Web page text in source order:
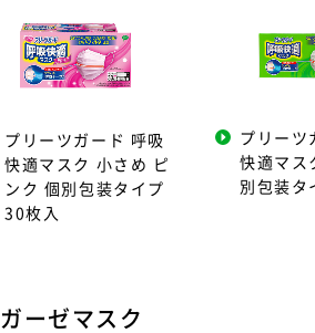
プリーツガード 呼吸
快適マスク 小さめ ピ
ンク 個別包装タイプ
30枚入
プリーツ
快適マス
別包装タ
ガーゼマスク